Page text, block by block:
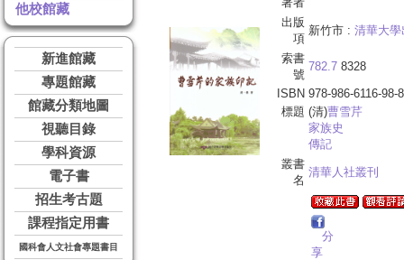
他校館藏
新進館藏
專題館藏
館藏分類地圖
視聽目錄
學科資源
電子書
招生考古題
課程指定用書
國科會人文社會專題書目
出版
項
新竹市 : 清華大學
索書
號
782.7 8328
ISBN 978-986-6116-98-8
標題 (清)曹雪芹
家族史
傳記
叢書
名
清華人社叢刊
分
享